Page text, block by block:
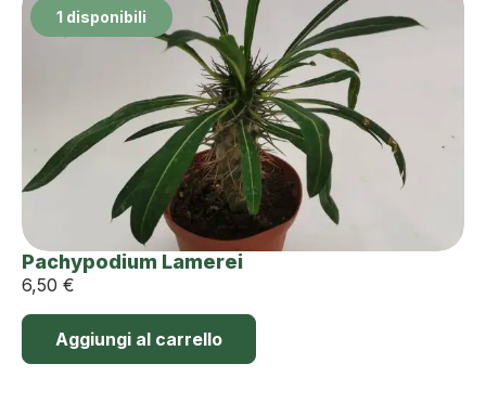
1 disponibili
Pachypodium Lamerei
6,50 €
Aggiungi al carrello